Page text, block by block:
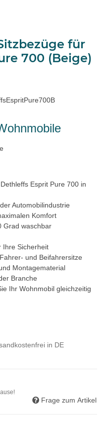
für
700 (Beige)
Esprit Pure 700 in
Automobilindustrie
Komfort
Grad waschbar
Ihre Sicherheit
und Beifahrersitze
Montagematerial
Branche
Ihr Wohnmobil gleichzeitig
Frage zum Artikel